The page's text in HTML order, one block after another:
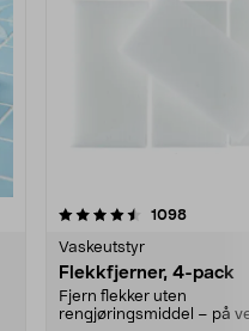
1098
Vaskeutstyr
Flekkfjerner, 4-pack
Fjern flekker uten
rengjøringsmiddel – på
4.5 av 5 stjerner